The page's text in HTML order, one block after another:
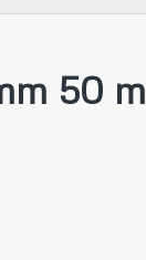
50 m